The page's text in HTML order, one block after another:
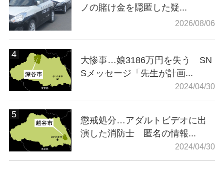
ノの賭け金を隠匿した疑...
2026/08/06
大惨事…娘3186万円を失う SN
Sメッセージ「先生が計画...
2024/04/30
懲戒処分…アダルトビデオに出
演した消防士 匿名の情報...
2024/04/30